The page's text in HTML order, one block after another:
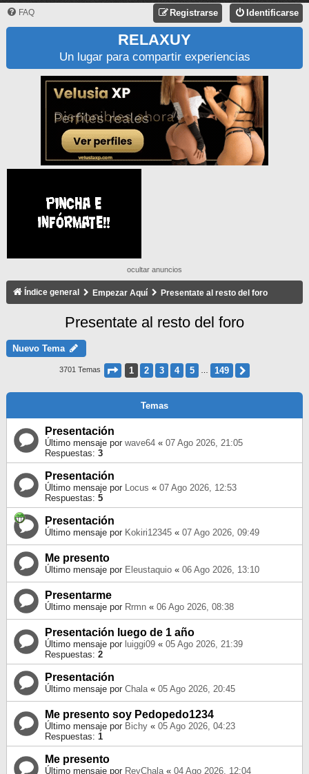
FAQ Identificarse
Registrarse
RELAXUY
Un lugar para compartir experiencias
ocultar anuncios
Índice general Empezar Aquí Presentate al resto del foro
Presentate al resto del foro
Nuevo Tema
3701 Temas Página De 149
1 2 3 4 5 149
Temas
Presentación
Último mensaje por wave64 « 07 Ago 2026, 21:05
Respuestas: 3
Presentación
Último mensaje por Locus « 07 Ago 2026, 12:53
Respuestas: 5
Presentación
Último mensaje por Kokiri12345 « 07 Ago 2026, 09:49
Me presento
Último mensaje por Eleustaquio « 06 Ago 2026, 13:10
Presentarme
Último mensaje por Rrmn « 06 Ago 2026, 08:38
Presentación luego de 1 año
Último mensaje por luiggi09 « 05 Ago 2026, 21:39
Respuestas: 2
Presentación
Último mensaje por Chala« 05 Ago 2026, 20:45
Me presento soy Pedopedo1234
Último mensaje por Bichy « 05 Ago 2026, 04:23
Respuestas: 1
Me presento
Último mensaje por ReyChala« 04 Ago 2026, 12:04